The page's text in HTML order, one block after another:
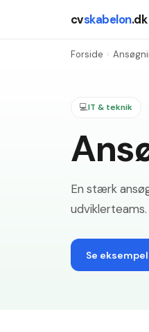
cvskabelon.dk
Forside ›
💻IT & teknik
En stærk
Se